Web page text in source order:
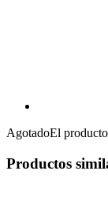
AgotadoEl
Productos